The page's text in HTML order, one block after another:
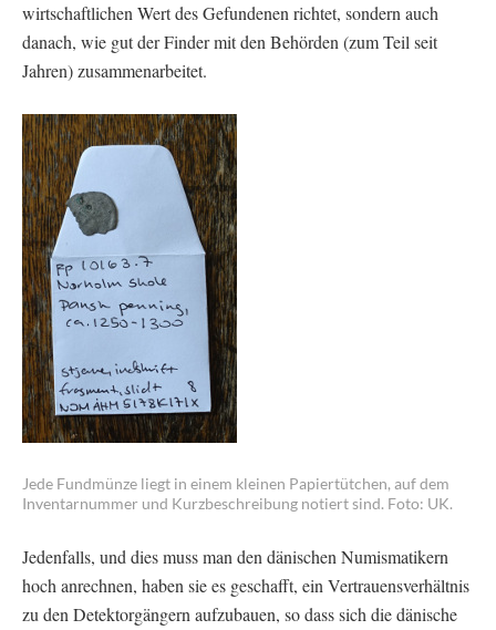
wirtschaftlichen Wert des Gefundenen richtet, sondern auch
danach, wie gut der Finder mit den Behörden (zum Teil seit
Jahren) zusammenarbeitet.
Jede Fundmünze liegt in einem kleinen Papiertütchen, auf dem
Inventarnummer und Kurzbeschreibung notiert sind. Foto: UK.
Jedenfalls, und dies muss man den dänischen Numismatikern
hoch anrechnen, haben sie es geschafft, ein Vertrauensverhältnis
zu den Detektorgängern aufzubauen, so dass sich die dänische